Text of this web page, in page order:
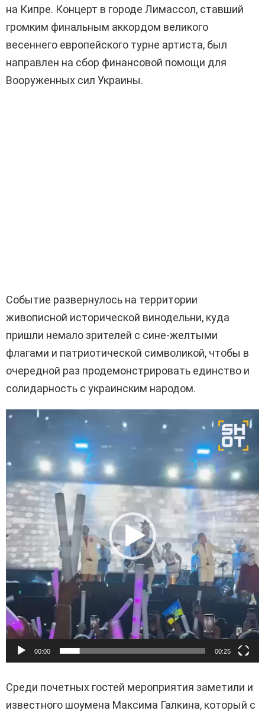
на Кипре. Концерт в городе Лимассол, ставший
громким финальным аккордом великого
весеннего европейского турне артиста, был
направлен на сбор финансовой помощи для
Вооруженных сил Украины.
Событие развернулось на территории
живописной исторической винодельни, куда
пришли немало зрителей с сине-желтыми
флагами и патриотической символикой, чтобы в
очередной раз продемонстрировать единство и
солидарность с украинским народом.
В
о
п
л
е
е
р
00:00 00:25
Среди почетных гостей мероприятия заметили и
известного шоумена Максима Галкина, который с